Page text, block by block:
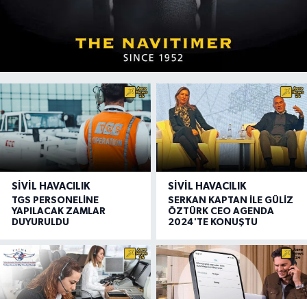
SIVIL HAVACILIK
TGS PERSONELİNE
YAPILACAK ZAMLAR
DUYURULDU
SIVIL HAVACILIK
SERKAN KAPTAN İLE GÜLİZ
ÖZTÜRK CEO AGENDA
2024'TE KONUŞTU